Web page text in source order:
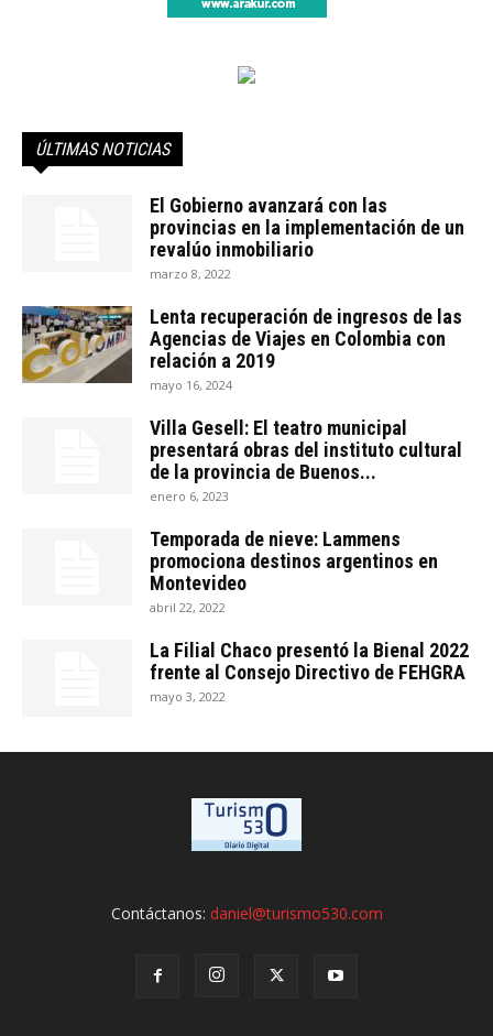
ÚLTIMAS NOTICIAS
El Gobierno avanzará con las
provincias en la implementación de un
revalúo inmobiliario
marzo 8, 2022
Lenta recuperación de ingresos de las
Agencias de Viajes en Colombia con
relación a 2019
mayo 16, 2024
Villa Gesell: El teatro municipal
presentará obras del instituto cultural
de la provincia de Buenos...
enero 6, 2023
Temporada de nieve: Lammens
promociona destinos argentinos en
Montevideo
abril 22, 2022
La Filial Chaco presentó la Bienal 2022
frente al Consejo Directivo de FEHGRA
mayo 3, 2022
Contáctanos: daniel@turismo530.com